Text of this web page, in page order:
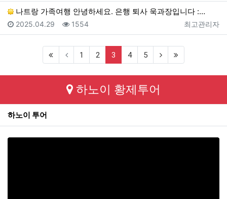
나트랑 가족여행 안녕하세요. 은행 퇴사 욱과장입니다 :…
등록자
최고관리자
등록일
2025.04.29 조회
1554
(first) 1 2 3 (current)
4 5 (next)
하노이 황제투어
하노이 투어